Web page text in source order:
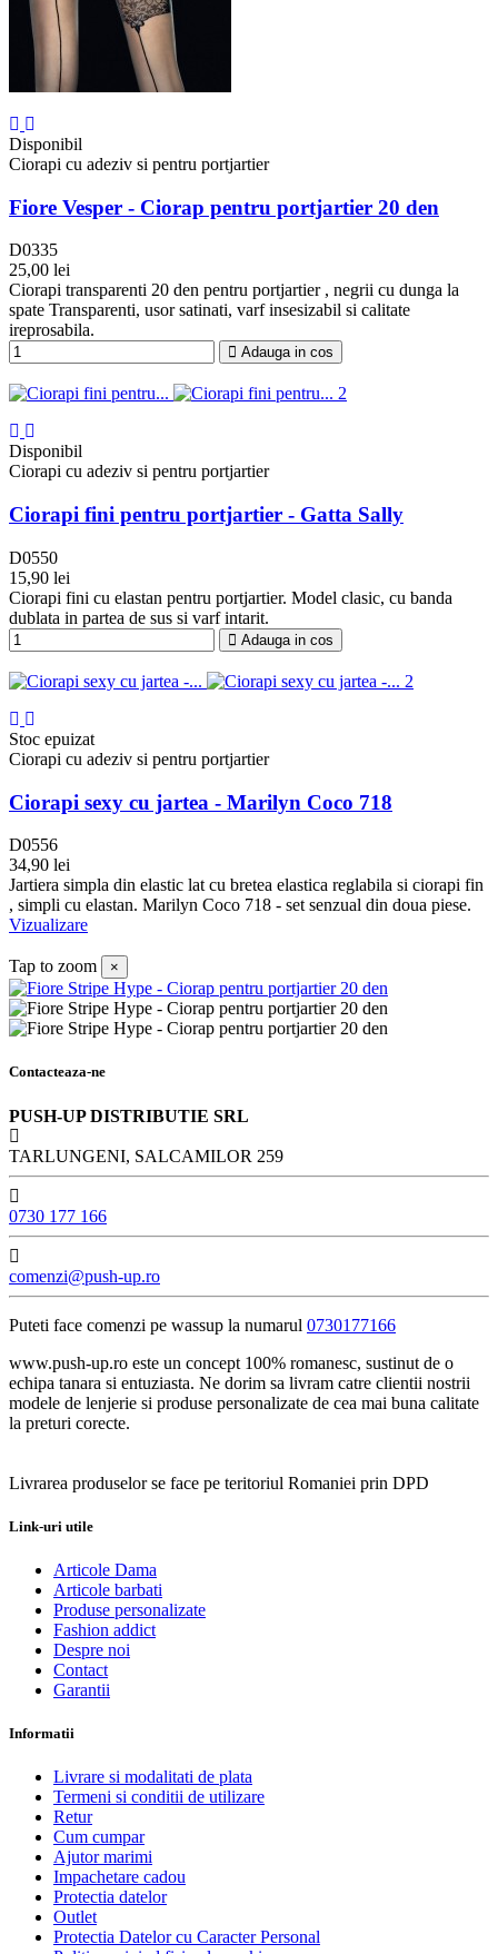
Disponibil
Ciorapi cu adeziv si pentru portjartier
Fiore Vesper - Ciorap pentru portjartier 20 den
D0335
25,00 lei
Negru
Ciorapi transparenti 20 den pentru portjartier , negrii cu dunga la
spate Transparenti, usor satinati, varf insesizabil si calitate
ireprosabila.
Adauga in cos
Disponibil
Ciorapi cu adeziv si pentru portjartier
Ciorapi fini pentru portjartier - Gatta Sally
D0550
15,90 lei
Negru
Visone
Ciorapi fini cu elastan pentru portjartier. Model clasic, cu banda
dublata in partea de sus si varf intarit.
Adauga in cos
Stoc epuizat
Ciorapi cu adeziv si pentru portjartier
Ciorapi sexy cu jartea - Marilyn Coco 718
D0556
34,90 lei
Negru
Jartiera simpla din elastic lat cu bretea elastica reglabila si ciorapi fin
, simpli cu elastan. Marilyn Coco 718 - set senzual din doua piese.
Vizualizare
Tap to zoom ×
Contacteaza-ne
PUSH-UP DISTRIBUTIE SRL
TARLUNGENI, SALCAMILOR 259
0730 177 166
comenzi@push-up.ro
Puteti face comenzi pe wassup la numarul 0730177166
www.push-up.ro este un concept 100% romanesc, sustinut de o
echipa tanara si entuziasta. Ne dorim sa livram catre clientii nostrii
modele de lenjerie si produse personalizate de cea mai buna calitate
la preturi corecte.
Livrarea produselor se face pe teritoriul Romaniei prin DPD
Link-uri utile
Articole Dama
Articole barbati
Produse personalizate
Fashion addict
Despre noi
Contact
Garantii
Informatii
Livrare si modalitati de plata
Termeni si conditii de utilizare
Retur
Cum cumpar
Ajutor marimi
Impachetare cadou
Protectia datelor
Outlet
Protectia Datelor cu Caracter Personal